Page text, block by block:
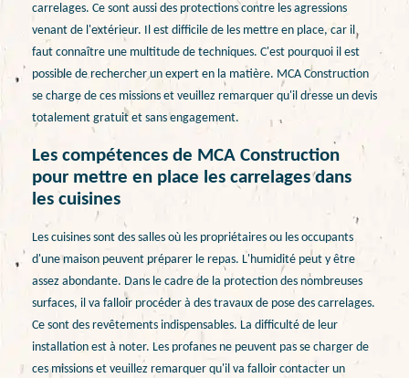
carrelages. Ce sont aussi des protections contre les agressions
venant de l'extérieur. Il est difficile de les mettre en place, car il
faut connaître une multitude de techniques. C'est pourquoi il est
possible de rechercher un expert en la matière. MCA Construction
se charge de ces missions et veuillez remarquer qu'il dresse un devis
totalement gratuit et sans engagement.
Les compétences de MCA Construction
pour mettre en place les carrelages dans
les cuisines
Les cuisines sont des salles où les propriétaires ou les occupants
d'une maison peuvent préparer le repas. L'humidité peut y être
assez abondante. Dans le cadre de la protection des nombreuses
surfaces, il va falloir procéder à des travaux de pose des carrelages.
Ce sont des revêtements indispensables. La difficulté de leur
installation est à noter. Les profanes ne peuvent pas se charger de
ces missions et veuillez remarquer qu'il va falloir contacter un